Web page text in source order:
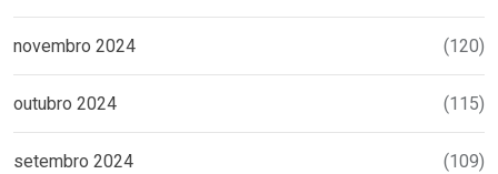
novembro 2024 (120)
outubro 2024 (115)
setembro 2024 (109)